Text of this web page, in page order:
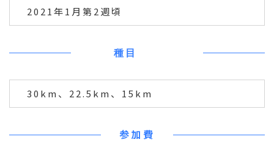
2021年1月第2週頃
種目
30km、22.5km、15km
参加費